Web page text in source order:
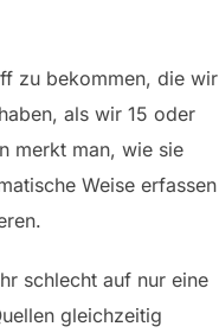
zu bekommen, die wir
als wir 15 oder
merkt man, wie sie
Weise erfassen
schlecht auf nur eine
gleichzeitig